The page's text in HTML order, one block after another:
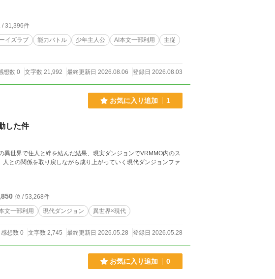
/ 31,396件
イズラブ 能力バトル 少年主人公 AI本文一部利用
主従
想数 0 文字数 21,992 最終更新日 2026.08.06 登録日 2026.08.03
お気に入り追加 1
した件
世界で住人と絆を結んだ結果、現実ダンジョンでVRMMO内のス
位 / 53,268件
文一部利用 現代ダンジョン 異世界×現代
感想数 0 文字数 2,745 最終更新日 2026.05.28 登録日 2026.05.28
お気に入り追加 0